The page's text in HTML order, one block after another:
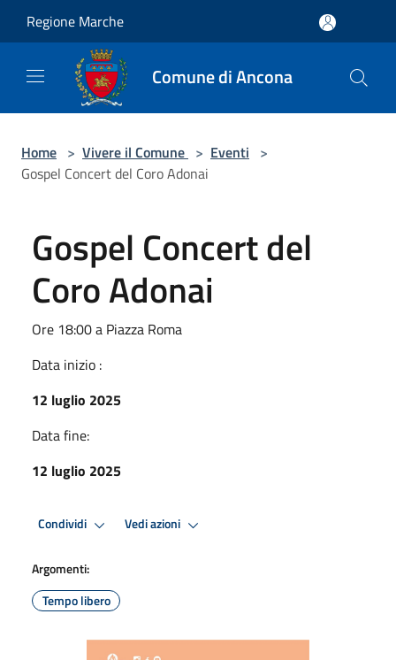
Regione Marche
Comune di Ancona
Home > Vivere il Comune > Eventi >
Gospel Concert del Coro Adonai
Gospel Concert del
Coro Adonai
Ore 18:00 a Piazza Roma
Data inizio :
12 luglio 2025
Data fine:
12 luglio 2025
Condividi Vedi azioni
Argomenti:
Tempo libero